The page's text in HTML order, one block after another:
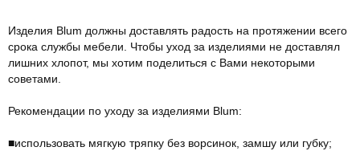
Изделия Blum должны доставлять радость на протяжении всего
срока службы мебели. Чтобы уход за изделиями не доставлял
лишних хлопот, мы хотим поделиться с Вами некоторыми
советами.
Рекомендации по уходу за изделиями Blum:
■использовать мягкую тряпку без ворсинок, замшу или губку;